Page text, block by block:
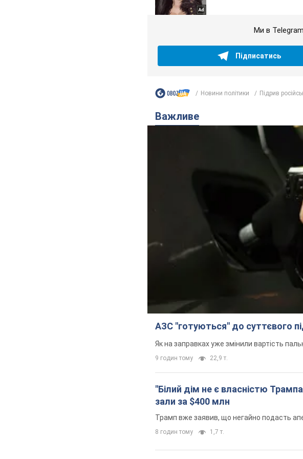
Ми в
Підписатись
Новини політики Підрив
Важливе
АЗС "готуються" до суттєвого
Як на заправках уже змінили вартість
9 годин тому 22,9 т.
"Білий дім не є власністю
зали за $400 млн
Трамп вже заявив, що негайно подасть
8 годин тому 1,7 т.